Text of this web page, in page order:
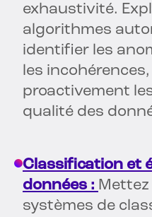
exhaustivité.
algorithmes
identifier les
les
proactivement
qualité des
Classification et
données :
systèmes de